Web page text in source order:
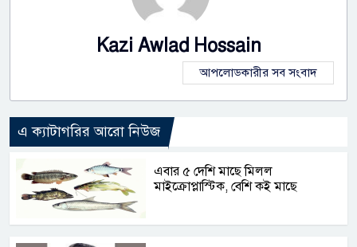
Kazi Awlad Hossain
আপলোডকারীর সব সংবাদ
এ ক্যাটাগরির আরো নিউজ
এবার ৫ দেশি মাছে মিলল
মাইক্রোপ্লাস্টিক, বেশি কই মাছে